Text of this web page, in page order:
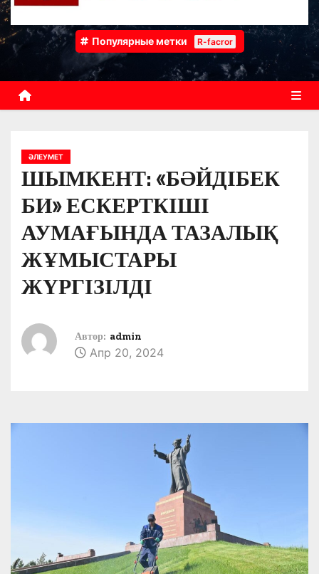
Популярные метки R-facror
ӘЛЕУМЕТ
ШЫМКЕНТ: «БӘЙДІБЕК
БИ» ЕСКЕРТКІШІ
АУМАҒЫНДА ТАЗАЛЫҚ
ЖҰМЫСТАРЫ
ЖҮРГІЗІЛДІ
Автор: admin
Апр 20, 2024